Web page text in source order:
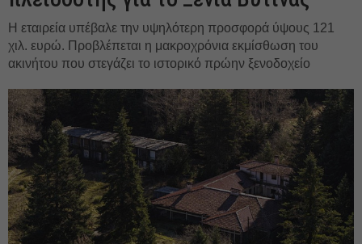
Η εταιρεία υπέβαλε την υψηλότερη προσφορά ύψους 121
χιλ. ευρώ. Προβλέπεται η μακροχρόνια εκμίσθωση του
ακινήτου που στεγάζει το ιστορικό πρώην ξενοδοχείο